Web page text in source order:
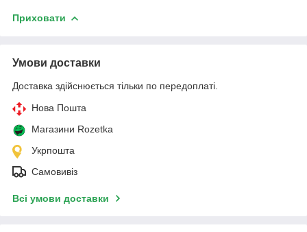
Приховати
Умови доставки
Доставка здійснюється тільки по передоплаті.
Нова Пошта
Магазини Rozetka
Укрпошта
Самовивіз
Всі умови доставки